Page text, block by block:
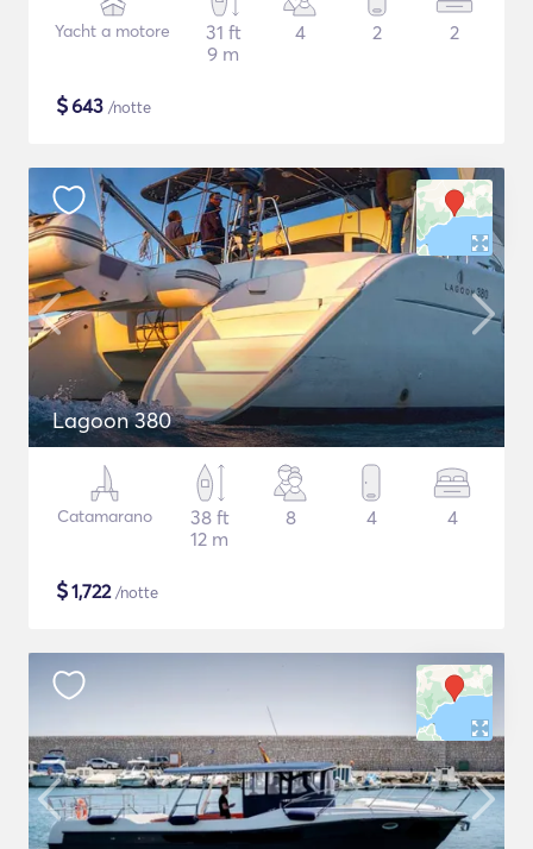
Yacht a motore
31 ft
9 m
4 2 2
$643 /notte
Lagoon 380
Catamarano
38 ft
12 m
8 4 4
$1,722/notte